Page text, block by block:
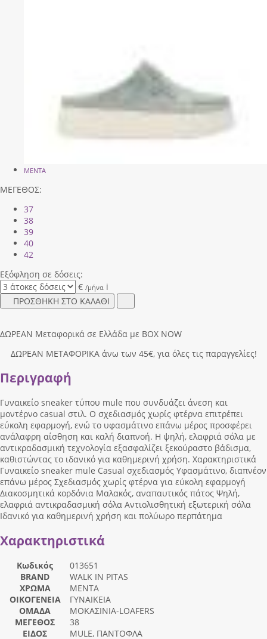
MENTA
ΜΕΓΕΘΟΣ:
37
38
39
40
42
Εξόφληση σε δόσεις:
€ /μήνα i
ΠΡΟΣΘΗΚΗ ΣΤΟ ΚΑΛΑΘΙ
ΔΩΡΕΑΝ Μεταφορικά σε Ελλάδα με BOX NOW
ΔΩΡΕΑΝ ΜΕΤΑΦΟΡΙΚΑ άνω των 45€, για όλες τις παραγγελίες!
Περιγραφή
Γυναικείο sneaker τύπου mule που συνδυάζει άνεση και
μοντέρνο casual στιλ. Ο σχεδιασμός χωρίς φτέρνα επιτρέπει
εύκολη εφαρμογή, ενώ το υφασμάτινο επάνω μέρος προσφέρει
ανάλαφρη αίσθηση και καλή διαπνοή. Η ψηλή, ελαφριά σόλα με
αντικραδασμική τεχνολογία εξασφαλίζει ξεκούραστο βάδισμα,
καθιστώντας το ιδανικό για καθημερινή χρήση. Χαρακτηριστικά
Γυναικείο sneaker mule Casual σχεδιασμός Υφασμάτινο, διαπνέον
επάνω μέρος Σχεδιασμός χωρίς φτέρνα για εύκολη εφαρμογή
Διακοσμητικά κορδόνια Μαλακός, αναπαυτικός πάτος Ψηλή,
ελαφριά αντικραδασμική σόλα Αντιολισθητική εξωτερική σόλα
Ιδανικό για καθημερινή χρήση και πολύωρο περπάτημα
Χαρακτηριστικά
Κωδικός
013651
BRAND
WALK IN PITAS
ΧΡΩΜΑ
MENTA
ΟΙΚΟΓΕΝΕΙΑ
ΓΥΝΑΙΚΕΙΑ
ΟΜΑΔΑ
ΜΟΚΑΣΙΝΙΑ-LOAFERS
ΜΕΓΕΘΟΣ
38
ΕΙΔΟΣ
MULE, ΠΑΝΤΟΦΛΑ